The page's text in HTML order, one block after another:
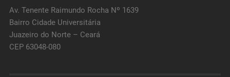
Av. Tenente Raimundo Rocha Nº 1639
Bairro Cidade Universitária
Juazeiro do Norte – Ceará
CEP 63048-080